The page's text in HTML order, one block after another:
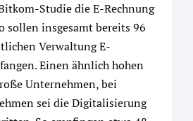
Studie die E-Rechnung
sollen insgesamt bereits 96
Verwaltung E-
Einen ähnlich hohen
Unternehmen, bei
sei die Digitalisierung